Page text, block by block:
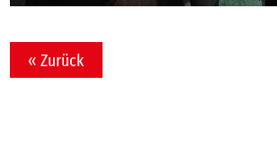
« Zurück